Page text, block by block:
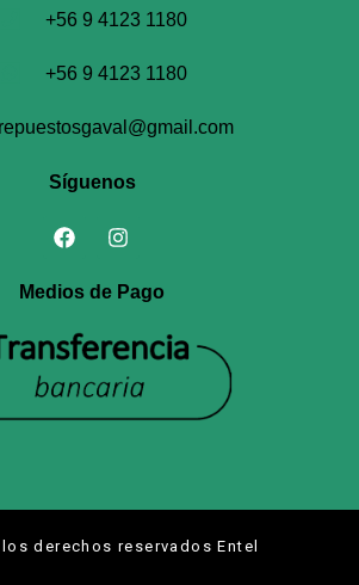
+56 9 4123 1180
+56 9 4123 1180
repuestosgaval@gmail.com
Síguenos
Medios de Pago
derechos reservados Entel